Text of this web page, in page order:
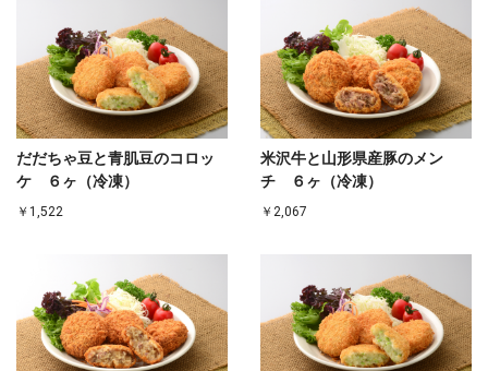
だだちゃ豆と青肌豆のコロッ
ケ ６ヶ（冷凍）
￥1,522
米沢牛と山形県産豚のメン
チ ６ヶ（冷凍）
￥2,067